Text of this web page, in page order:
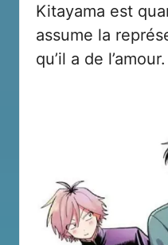
Kitayama est
assume la
qu’il a de l’amour.